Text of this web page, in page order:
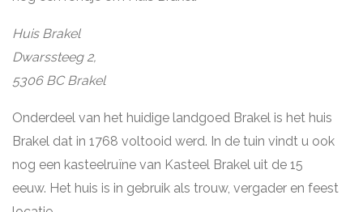
Huis Brakel
Dwarssteeg 2,
5306 BC Brakel
Onderdeel van het huidige landgoed Brakel is het huis
Brakel dat in 1768 voltooid werd. In de tuin vindt u ook
nog een kasteelruïne van Kasteel Brakel uit de 15
eeuw. Het huis is in gebruik als trouw, vergader en feest